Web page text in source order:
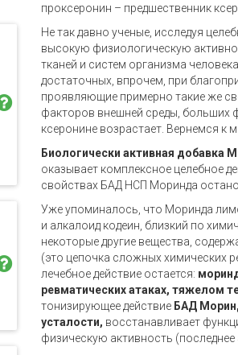
проксеронин – предшественник
Не так давно ученые, исследуя
высокую физиологическую
тканей и систем организма
достаточных, впрочем, при
проявляющие примерно такие же
факторов внешней среды, больших
ксеронине возрастает. Вернемся к
Биологически активная добавка
оказывает комплексное целебное
свойствах БАД НСП Моринда
Уже упоминалось, что Моринда
и алкалоид кодеин, близкий по
некоторые другие вещества,
(это цепочка сложных химических
лечебное действие остается:
ревматических атаках, тяжелом
тонизирующее действие БАД
усталости, восстанавливает
физическую активность